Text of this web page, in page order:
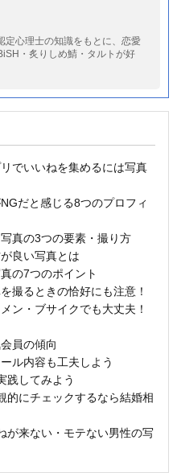
定心理士の知識をもとに、恋愛
・炙りしめ鯖・タルトが好
でいいねを集めるには写真
だと感じる8つのプロフィ
真の3つの要素・撮り方
良い写真とは
の7つのポイント
撮るときの恰好にも注意！
ン・ブサイクでも大丈夫！
員の傾向
ル内容も工夫しよう
践してみよう
にチェックするなら結婚相
来ない・モテない男性の写